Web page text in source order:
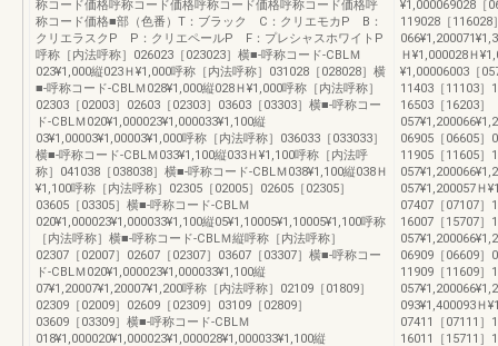
称コード価格呼称コード価格呼称コード価格呼称コード価格呼
称コード価格■部（色番）T：ブラック C：クリエモカP B：
クリエラスクP P：クリエペールP F：プレシャスホワイトP
呼称［内法呼称］026023［023023］横■-呼称コード-CBLＭ
023¥1,000縦023Ｈ¥1,000呼称［内法呼称］031028［028028］横
■-呼称コード-CBLＭ028¥1,000縦028Ｈ¥1,000呼称［内法呼称］
02303［02003］02603［02303］03603［03303］横■-呼称コー
ド-CBLＭ020¥1,000023¥1,000033¥1,100縦
03¥1,00003¥1,00003¥1,000呼称［内法呼称］036033［033033］
横■-呼称コード-CBLＭ033¥1,100縦033Ｈ¥1,100呼称［内法呼
称］041038［038038］横■-呼称コード-CBLＭ038¥1,100縦038Ｈ
¥1,100呼称［内法呼称］02305［02005］02605［02305］
03605［03305］横■-呼称コード-CBLＭ
020¥1,000023¥1,000033¥1,100縦05¥1,10005¥1,10005¥1,100呼称
［内法呼称］横■-呼称コード-CBLＭ縦呼称［内法呼称］
02307［02007］02607［02307］03607［03307］横■-呼称コー
ド-CBLＭ020¥1,000023¥1,000033¥1,100縦
07¥1,20007¥1,20007¥1,200呼称［内法呼称］02109［01809］
02309［02009］02609［02309］03109［02809］
03609［03309］横■-呼称コード-CBLＭ
018¥1,000020¥1,000023¥1,000028¥1,000033¥1,100縦
¥1,000069028［
119028［116028
Ｈ¥1,000028Ｈ
¥1,00006003［
11403［11103］
16503［16203］
06905［06605］
11905［11605］
057¥1,200057Ｈ
07407［07107］
16007［15707］
06909［06609］
11909［11609］
093¥1,400093Ｈ
07411［07111］
16011［15711］